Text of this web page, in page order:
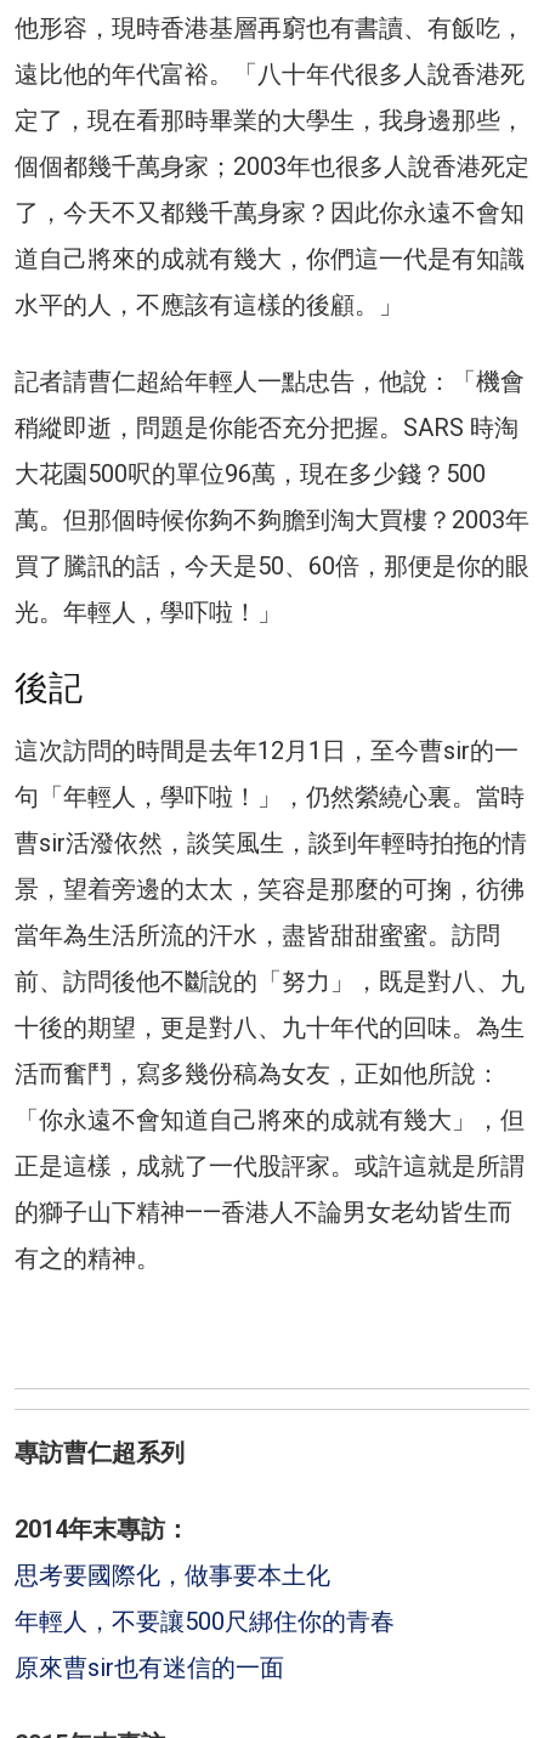
他形容，現時香港基層再窮也有書讀、有飯吃，
遠比他的年代富裕。「八十年代很多人說香港死
定了，現在看那時畢業的大學生，我身邊那些，
個個都幾千萬身家；2003年也很多人說香港死定
了，今天不又都幾千萬身家？因此你永遠不會知
道自己將來的成就有幾大，你們這一代是有知識
水平的人，不應該有這樣的後顧。」
記者請曹仁超給年輕人一點忠告，他說：「機會
稍縱即逝，問題是你能否充分把握。SARS 時淘
大花園500呎的單位96萬，現在多少錢？500
萬。但那個時候你夠不夠膽到淘大買樓？2003年
買了騰訊的話，今天是50、60倍，那便是你的眼
光。年輕人，學吓啦！」
後記
這次訪問的時間是去年12月1日，至今曹sir的一
句「年輕人，學吓啦！」，仍然縈繞心裏。當時
曹sir活潑依然，談笑風生，談到年輕時拍拖的情
景，望着旁邊的太太，笑容是那麼的可掬，彷彿
當年為生活所流的汗水，盡皆甜甜蜜蜜。訪問
前、訪問後他不斷說的「努力」，既是對八、九
十後的期望，更是對八、九十年代的回味。為生
活而奮鬥，寫多幾份稿為女友，正如他所說：
「你永遠不會知道自己將來的成就有幾大」，但
正是這樣，成就了一代股評家。或許這就是所謂
的獅子山下精神——香港人不論男女老幼皆生而
有之的精神。
專訪曹仁超系列
2014年末專訪：
思考要國際化，做事要本土化
年輕人，不要讓500尺綁住你的青春
原來曹sir也有迷信的一面